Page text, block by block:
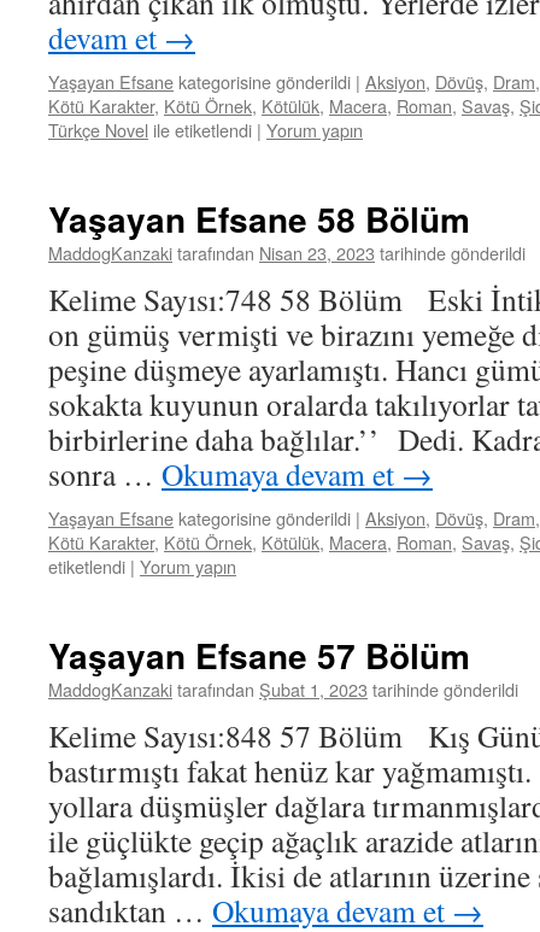
devam et →
Yaşayan Efsane kategorisine gönderildi | Aksiyon, Dövüş, Dram
Kötü Karakter, Kötü Örnek, Kötülük, Macera, Roman, Savaş,
Türkçe Novel ile etiketlendi | Yorum yapın
Yaşayan Efsane 58 Bölüm
MaddogKanzakitarafından Nisan 23, 2023 tarihinde gönderildi
Kelime Sayısı:748 58 Bölüm Eski
on gümüş vermişti ve birazını yemeğe
peşine düşmeye ayarlamıştı. Hancı
sokakta kuyunun oralarda takılıyorlar
birbirlerine daha bağlılar.’’ Dedi.
sonra … Okumaya devam et →
Yaşayan Efsane kategorisine gönderildi | Aksiyon, Dövüş, Dram
Kötü Karakter, Kötü Örnek, Kötülük, Macera, Roman, Savaş,
etiketlendi | Yorum yapın
Yaşayan Efsane 57 Bölüm
MaddogKanzakitarafından Şubat 1, 2023 tarihinde gönderildi
Kelime Sayısı:848 57 Bölüm Kış
bastırmıştı fakat henüz kar
yollara düşmüşler dağlara
ile güçlükte geçip ağaçlık arazide
bağlamışlardı. İkisi de atlarının üzerine
sandıktan … Okumaya devam et →